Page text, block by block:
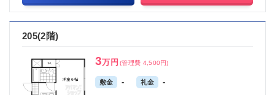
205(2階)
3万円 (管理費 4,500円)
敷金 - 礼金 -